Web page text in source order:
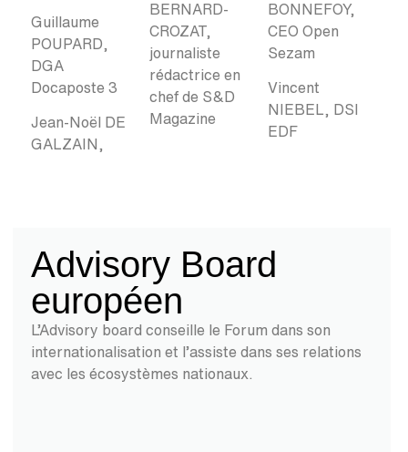
Guillaume
POUPARD,
DGA
Docaposte 3
Jean-Noël DE
GALZAIN,
BERNARD-
CROZAT,
journaliste
rédactrice en
chef de S&D
Magazine
BONNEFOY,
CEO Open
Sezam
Vincent
NIEBEL, DSI
EDF
Advisory Board
européen
L’Advisory board conseille le Forum dans son
internationalisation et l’assiste dans ses relations
avec les écosystèmes nationaux.